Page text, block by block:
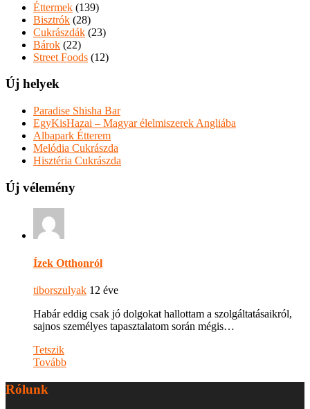
Éttermek (139)
Bisztrók (28)
Cukrászdák (23)
Bárok (22)
Street Foods (12)
Új helyek
Paradise Shisha Bar
EgyKisHazai – Magyar élelmiszerek Angliába
Albapark Étterem
Melódia Cukrászda
Hisztéria Cukrászda
Új vélemény
Ízek Otthonról
tiborszulyak 12 éve
Habár eddig csak jó dolgokat hallottam a szolgáltatásaikról,
sajnos személyes tapasztalatom során mégis…
Tetszik
Tovább
Rólunk